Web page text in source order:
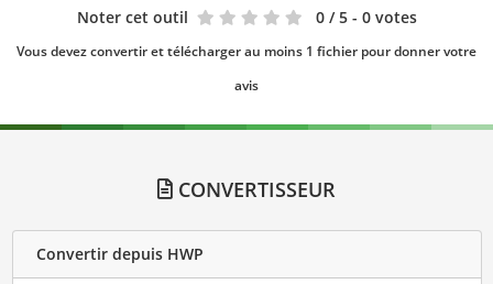
Noter cet outil 0 / 5 - 0 votes
Vous devez convertir et télécharger au moins 1 fichier pour donner votre
avis
CONVERTISSEUR
Convertir depuis HWP